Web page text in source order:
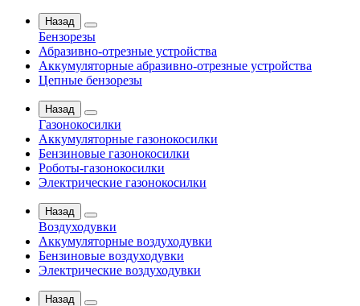
Назад
Бензорезы
Абразивно-отрезные устройства
Аккумуляторные абразивно-отрезные устройства
Цепные бензорезы
Назад
Газонокосилки
Аккумуляторные газонокосилки
Бензиновые газонокосилки
Роботы-газонокосилки
Электрические газонокосилки
Назад
Воздуходувки
Аккумуляторные воздуходувки
Бензиновые воздуходувки
Электрические воздуходувки
Назад